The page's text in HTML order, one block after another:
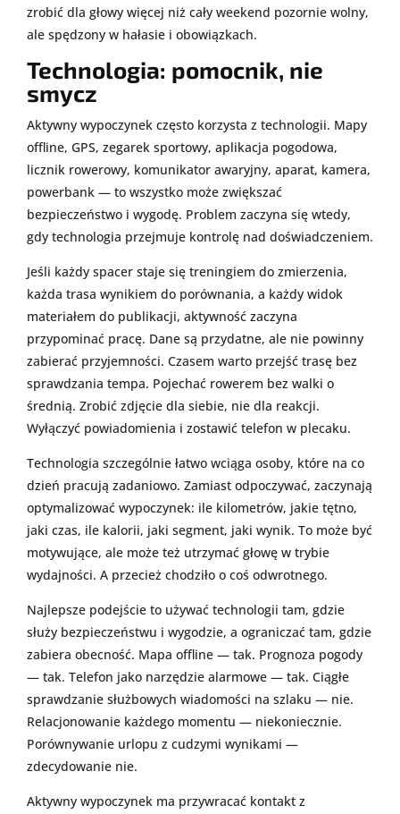
zrobić dla głowy więcej niż cały weekend pozornie wolny,
ale spędzony w hałasie i obowiązkach.
Technologia: pomocnik, nie
smycz
Aktywny wypoczynek często korzysta z technologii. Mapy
offline, GPS, zegarek sportowy, aplikacja pogodowa,
licznik rowerowy, komunikator awaryjny, aparat, kamera,
powerbank — to wszystko może zwiększać
bezpieczeństwo i wygodę. Problem zaczyna się wtedy,
gdy technologia przejmuje kontrolę nad doświadczeniem.
Jeśli każdy spacer staje się treningiem do zmierzenia,
każda trasa wynikiem do porównania, a każdy widok
materiałem do publikacji, aktywność zaczyna
przypominać pracę. Dane są przydatne, ale nie powinny
zabierać przyjemności. Czasem warto przejść trasę bez
sprawdzania tempa. Pojechać rowerem bez walki o
średnią. Zrobić zdjęcie dla siebie, nie dla reakcji.
Wyłączyć powiadomienia i zostawić telefon w plecaku.
Technologia szczególnie łatwo wciąga osoby, które na co
dzień pracują zadaniowo. Zamiast odpoczywać, zaczynają
optymalizować wypoczynek: ile kilometrów, jakie tętno,
jaki czas, ile kalorii, jaki segment, jaki wynik. To może być
motywujące, ale może też utrzymać głowę w trybie
wydajności. A przecież chodziło o coś odwrotnego.
Najlepsze podejście to używać technologii tam, gdzie
służy bezpieczeństwu i wygodzie, a ograniczać tam, gdzie
zabiera obecność. Mapa offline — tak. Prognoza pogody
— tak. Telefon jako narzędzie alarmowe — tak. Ciągłe
sprawdzanie służbowych wiadomości na szlaku — nie.
Relacjonowanie każdego momentu — niekoniecznie.
Porównywanie urlopu z cudzymi wynikami —
zdecydowanie nie.
Aktywny wypoczynek ma przywracać kontakt z